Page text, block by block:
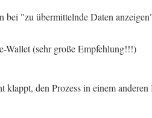
"zu übermittelnde Daten
Wallet (sehr große Empfehlung!!!)
den Prozess in einem